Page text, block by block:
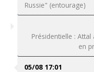
Russie" (entourage)
Présidentielle :
en
05/08 17:01